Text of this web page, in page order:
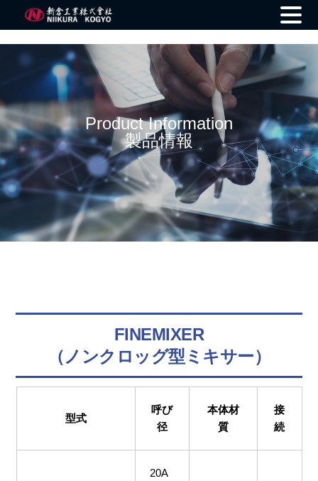
Product Information
製品情報
FINEMIXER
（ノンクロッグ型ミキサー）
型式
呼び
径
本体材
質
接
続
20A